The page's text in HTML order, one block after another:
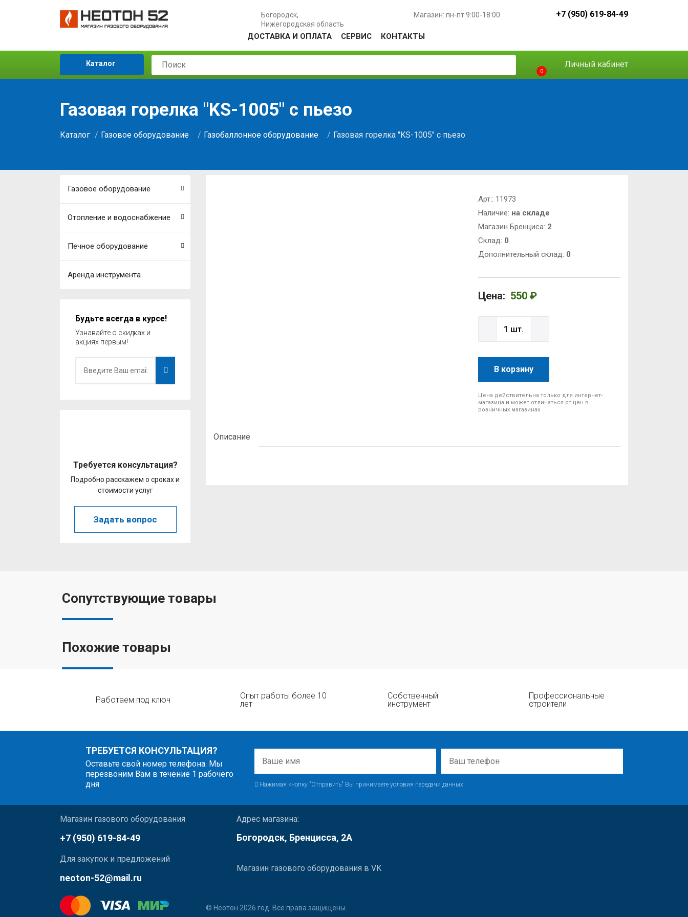
Богородск,
Нижегородская область
Магазин: пн-пт.9:00-18:00 +7 (950) 619-84-49
ДОСТАВКА И ОПЛАТА СЕРВИС КОНТАКТЫ
Каталог
0
Личный кабинет
Газовая горелка "KS-1005" с пьезо
Каталог Газовое оборудование Газобаллонное оборудование Газовая горелка "KS-1005" с пьезо
Газовое оборудование
Отопление и водоснабжение
Печное оборудование
Аренда инструмента
Будьте всегда в курсе!
Узнавайте о скидках и
акциях первым!
Требуется консультация?
Подробно расскажем о сроках и
стоимости услуг
Задать вопрос
Арт.: 11973
Наличие: на складе
Магазин Бренциса: 2
Cклад: 0
Дополнительный склад: 0
Цена: 550 ₽
В корзину
Цена действительна только для интернет-
магазина и может отличаться от цен в
розничных магазинах
Описание
Сопутствующие товары
Похожие товары
Работаем под ключ
Опыт работы более 10
лет
Собственный
инструмент
Профессиональные
строители
ТРЕБУЕТСЯ КОНСУЛЬТАЦИЯ?
Оставьте свой номер телефона. Мы
перезвоним Вам в течение 1 рабочего
дня
Нажимая кнопку "Отправить" Вы принимаете условия передачи данных.
Магазин газового оборудования
+7 (950) 619-84-49
Для закупок и предложений
neoton-52@mail.ru
Адрес магазина:
Богородск, Бренцисса, 2А
Магазин газового оборудования в VK
© Неотон 2026 год. Все права защищены.